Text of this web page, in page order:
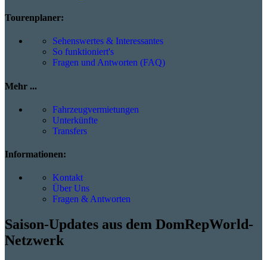
Tourenplaner:
Sehenswertes & Interessantes
So funktioniert's
Fragen und Antworten (FAQ)
Mehr ...
Fahrzeugvermietungen
Unterkünfte
Transfers
Informationen:
Kontakt
Über Uns
Fragen & Antworten
Saison-Updates aus dem DomRepWorld-
Netzwerk